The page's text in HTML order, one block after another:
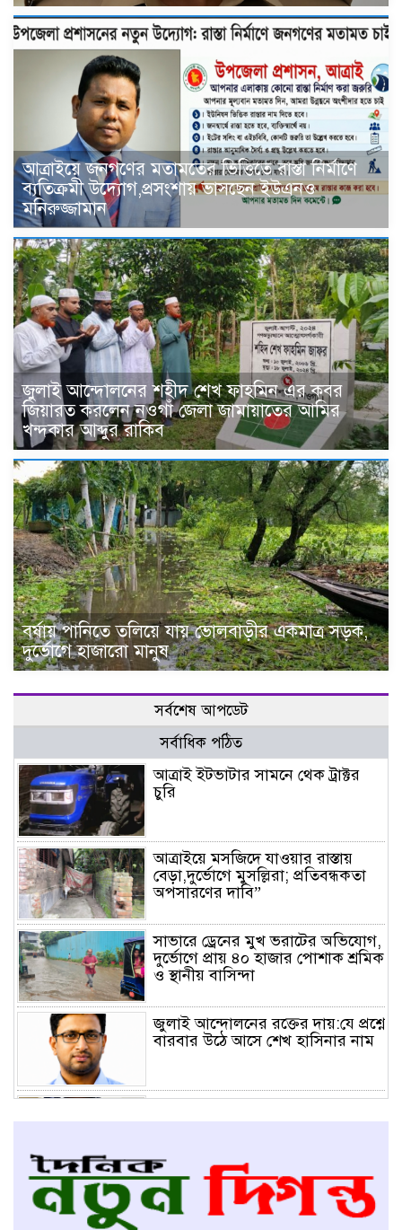
আত্রাইয়ে জনগণের মতামতের ভিত্তিতে রাস্তা নির্মাণে
ব্যতিক্রমী উদ্যোগ,প্রসংশায় ভাসছেন ইউএনও
মনিরুজ্জামান
জুলাই আন্দোলনের শহীদ শেখ ফাহমিন এর কবর
জিয়ারত করলেন নওগাঁ জেলা জামায়াতের আমির
খন্দকার আব্দুর রাকিব
বর্ষায় পানিতে তলিয়ে যায় ভোলবাড়ীর একমাত্র সড়ক,
দুর্ভোগে হাজারো মানুষ
সর্বশেষ আপডেট
সর্বাধিক পঠিত
আত্রাই ইটভাটার সামনে থেক ট্রাক্টর
চুরি
আত্রাইয়ে মসজিদে যাওয়ার রাস্তায়
বেড়া,দুর্ভোগে মুসল্লিরা; প্রতিবন্ধকতা
অপসারণের দাবি”
সাভারে ড্রেনের মুখ ভরাটের অভিযোগ,
দুর্ভোগে প্রায় ৪০ হাজার পোশাক শ্রমিক
ও স্থানীয় বাসিন্দা
জুলাই আন্দোলনের রক্তের দায়:যে প্রশ্নে
বারবার উঠে আসে শেখ হাসিনার নাম
আত্রাইয়ে জনগণের মতামতের ভিত্তিতে
রাস্তা নির্মাণে ব্যতিক্রমী
উদ্যোগ,প্রসংশায় ভাসছেন ইউএনও